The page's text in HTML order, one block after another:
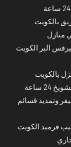
بالكويت
منازل
البر الكويت
بالكويت
ساعة
وتمديد قسائم
قرميد الكويت